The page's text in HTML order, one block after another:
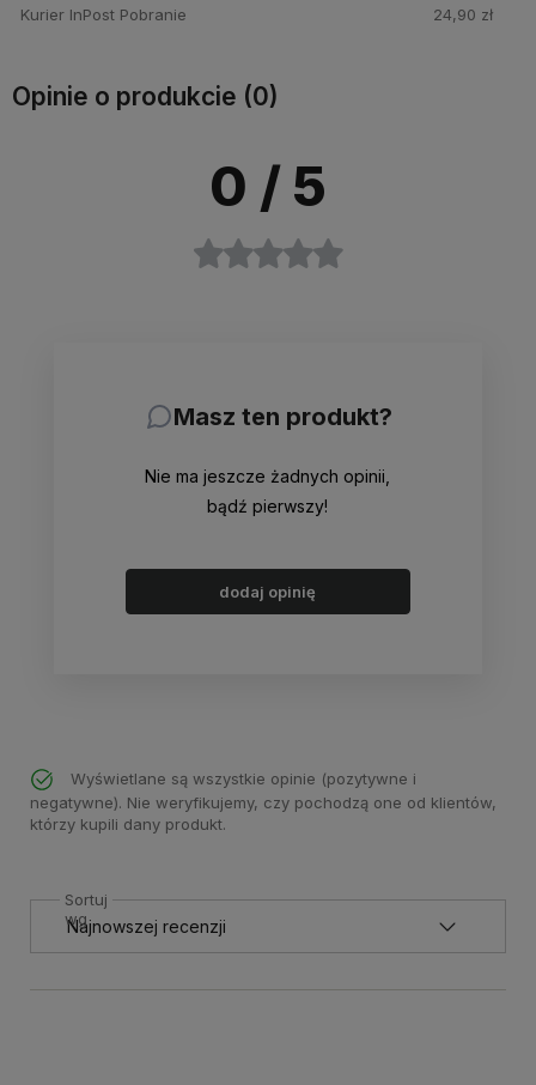
Kurier InPost Pobranie 24,90 zł
Opinie o produkcie (0)
0 / 5
Masz ten produkt?
Nie ma jeszcze żadnych opinii,
bądź pierwszy!
dodaj opinię
Wyświetlane są wszystkie opinie (pozytywne i
negatywne). Nie weryfikujemy, czy pochodzą one od klientów,
którzy kupili dany produkt.
Sortuj
wg